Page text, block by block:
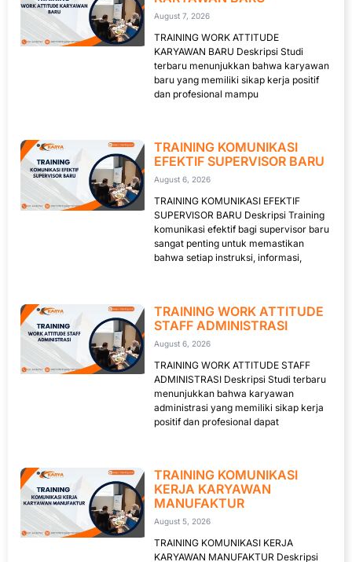
August 7, 2026
TRAINING WORK ATTITUDE
KARYAWAN BARU Deskripsi Studi
terbaru menunjukkan bahwa karyawan
baru yang memiliki sikap kerja positif
dan profesional mampu
TRAINING KOMUNIKASI
EFEKTIF SUPERVISOR BARU
August 6, 2026
TRAINING KOMUNIKASI EFEKTIF
SUPERVISOR BARU Deskripsi Training
komunikasi efektif bagi supervisor baru
sangat penting untuk memastikan
bahwa setiap instruksi, informasi,
TRAINING WORK ATTITUDE
STAFF ADMINISTRASI
August 6, 2026
TRAINING WORK ATTITUDE STAFF
ADMINISTRASI Deskripsi Studi terbaru
menunjukkan bahwa karyawan
administrasi yang memiliki sikap kerja
positif dan profesional dapat
TRAINING KOMUNIKASI
KERJA KARYAWAN
MANUFAKTUR
August 5, 2026
TRAINING KOMUNIKASI KERJA
KARYAWAN MANUFAKTUR Deskripsi